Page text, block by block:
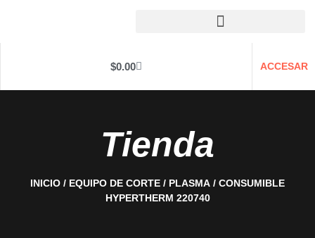
$0.00 ACCESAR
Tienda
INICIO / EQUIPO DE CORTE / PLASMA / CONSUMIBLE
HYPERTHERM 220740